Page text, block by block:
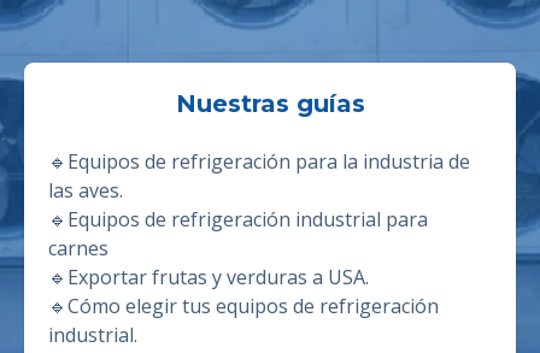
Nuestras guías
🔹 Equipos de refrigeración para la industria de
las aves.
🔹Equipos de refrigeración industrial para
carnes
🔹 Exportar frutas y verduras a USA.
🔹Cómo elegir tus equipos de refrigeración
industrial.